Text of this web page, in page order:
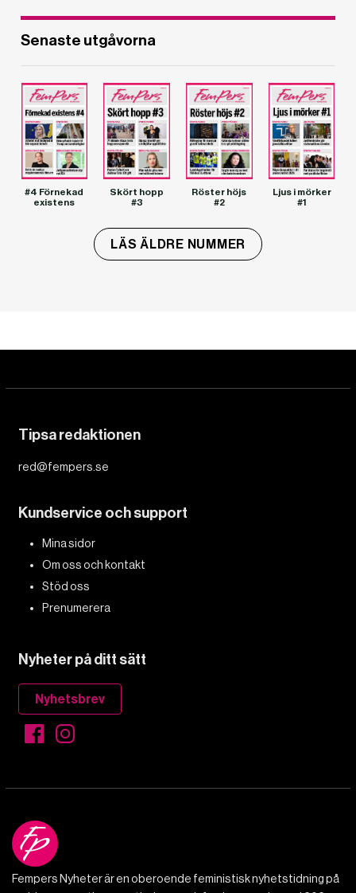
Senaste utgåvorna
#4 Förnekad
existens
Skört hopp
#3
Röster höjs
#2
Ljus i mörker
#1
LÄS ÄLDRE NUMMER
Tipsa redaktionen
red@fempers.se
Kundservice och support
Mina sidor
Om oss och kontakt
Stöd oss
Prenumerera
Nyheter på ditt sätt
Nyhetsbrev
Fempers Nyheter är en oberoende feministisk nyhetstidning på